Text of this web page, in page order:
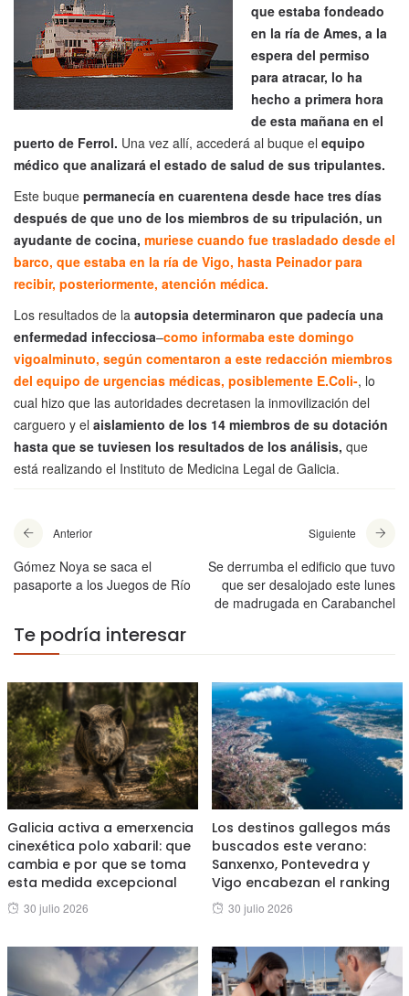
que estaba fondeado
en la ría de Ames, a la
espera del permiso
para atracar, lo ha
hecho a primera hora
de esta mañana en el
puerto de Ferrol. Una vez allí, accederá al buque el equipo
médico que analizará el estado de salud de sus tripulantes.
Este buque permanecía en cuarentena desde hace tres días
después de que uno de los miembros de su tripulación, un
ayudante de cocina, muriese cuando fue trasladado desde el
barco, que estaba en la ría de Vigo, hasta Peinador para
recibir, posteriormente, atención médica.
Los resultados de la autopsia determinaron que padecía una
enfermedad infecciosa–como informaba este domingo
vigoalminuto, según comentaron a este redacción miembros
del equipo de urgencias médicas, posiblemente E.Coli-, lo
cual hizo que las autoridades decretasen la inmovilización del
carguero y el aislamiento de los 14 miembros de su dotación
hasta que se tuviesen los resultados de los análisis, que
está realizando el Instituto de Medicina Legal de Galicia.
Anterior
Gómez Noya se saca el
pasaporte a los Juegos de Río
Siguiente
Se derrumba el edificio que tuvo
que ser desalojado este lunes
de madrugada en Carabanchel
Te podría interesar
Galicia activa a emerxencia
cinexética polo xabaril: que
cambia e por que se toma
esta medida excepcional
Posted
30 julio 2026
Los destinos gallegos más
buscados este verano:
Sanxenxo, Pontevedra y
Vigo encabezan el ranking
Posted
30 julio 2026